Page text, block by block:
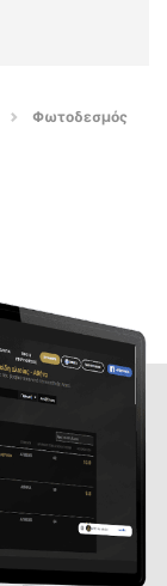
Φωτοδεσμός